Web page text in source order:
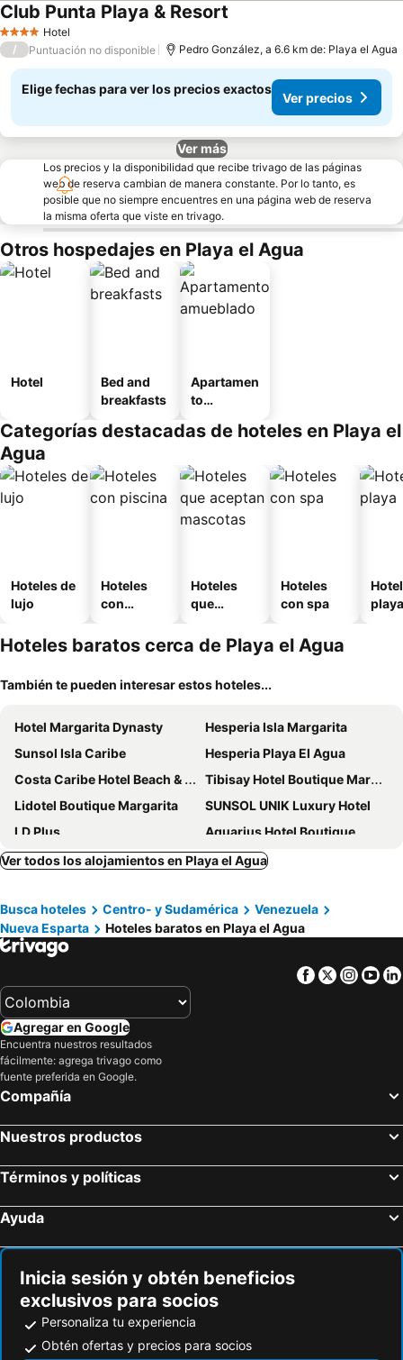
4 EstrellasHotel
Club Punta Playa & Resort
/ Puntuación no disponible Pedro González, a 6.6 km de: Playa el Agua
Elige fechas para ver los precios exactos
Ver precios
Ver más
Los precios y la disponibilidad que recibe trivago de las páginas
web de reserva cambian de manera constante. Por lo tanto, es
posible que no siempre encuentres en una página web de reserva
la misma oferta que viste en trivago.
Otros hospedajes en Playa el Agua
Hotel
Bed and
breakfasts
Apartamen
to
o
Categorías destacadas de hoteles en Playa el
Agua
Hoteles de
lujo
Hoteles
con
Hoteles
que
mascotas
Hoteles
con spa
playa
Hoteles baratos cerca de Playa el Agua
También te pueden interesar estos hoteles...
Hotel Margarita Dynasty
Hesperia Isla Margarita
Sunsol Isla Caribe
Hesperia Playa El Agua
Costa Caribe Hotel Beach & Resort
Tibisay Hotel Boutique Margarita
Lidotel Boutique Margarita
SUNSOL UNIK Luxury Hotel
LD Plus
Aquarius Hotel Boutique
Hotel Costa Linda Beach
Villa Cocuyo - Studios & Apartments
Sunsol Ecoland
Hotel Parguito
Maloka Boutique & Spa
Apartamento vacacional en el Hotel Dynasty , Habitación tipo Estudio PRIVADO
Isabel La Católica
Hotel Le Flamboyant
Beach House Puerta Del Sol Playa el Agua
Coral Caribe
Palm Beach
Hesperia Eden Club - Adults Only
Ikin Margarita Hotel And Spa
Hotel Boutique Maloka
Lagunamar Resort & Spa
Sun Sol Isla Margarita
Flamingo Beach
Ver todos los alojamientos en Playa el Agua
Busca hoteles Centro- y Sudamérica
Venezuela
Nueva Esparta
Hoteles baratos en Playa el Agua
Facebook
Twitter
Agregar en Google
Encuentra nuestros resultados
fácilmente: agrega trivago como
fuente preferida en Google.
Compañía
Nuestros productos
Términos y políticas
Ayuda
Inicia sesión y obtén beneficios
exclusivos para socios
Personaliza tu experiencia
Obtén ofertas y precios para socios